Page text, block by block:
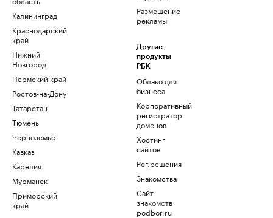
Калининград
Краснодарский
край
Нижний
Новгород
Пермский край
Ростов-на-Дону
Татарстан
Тюмень
Черноземье
Кавказ
Карелия
Мурманск
Приморский
край
Размещение
рекламы
Другие
продукты
РБК
Облако для
бизнеса
Корпоративный
регистратор
доменов
Хостинг
сайтов
Рег.решения
Знакомства
Сайт
знакомств
podbor.ru